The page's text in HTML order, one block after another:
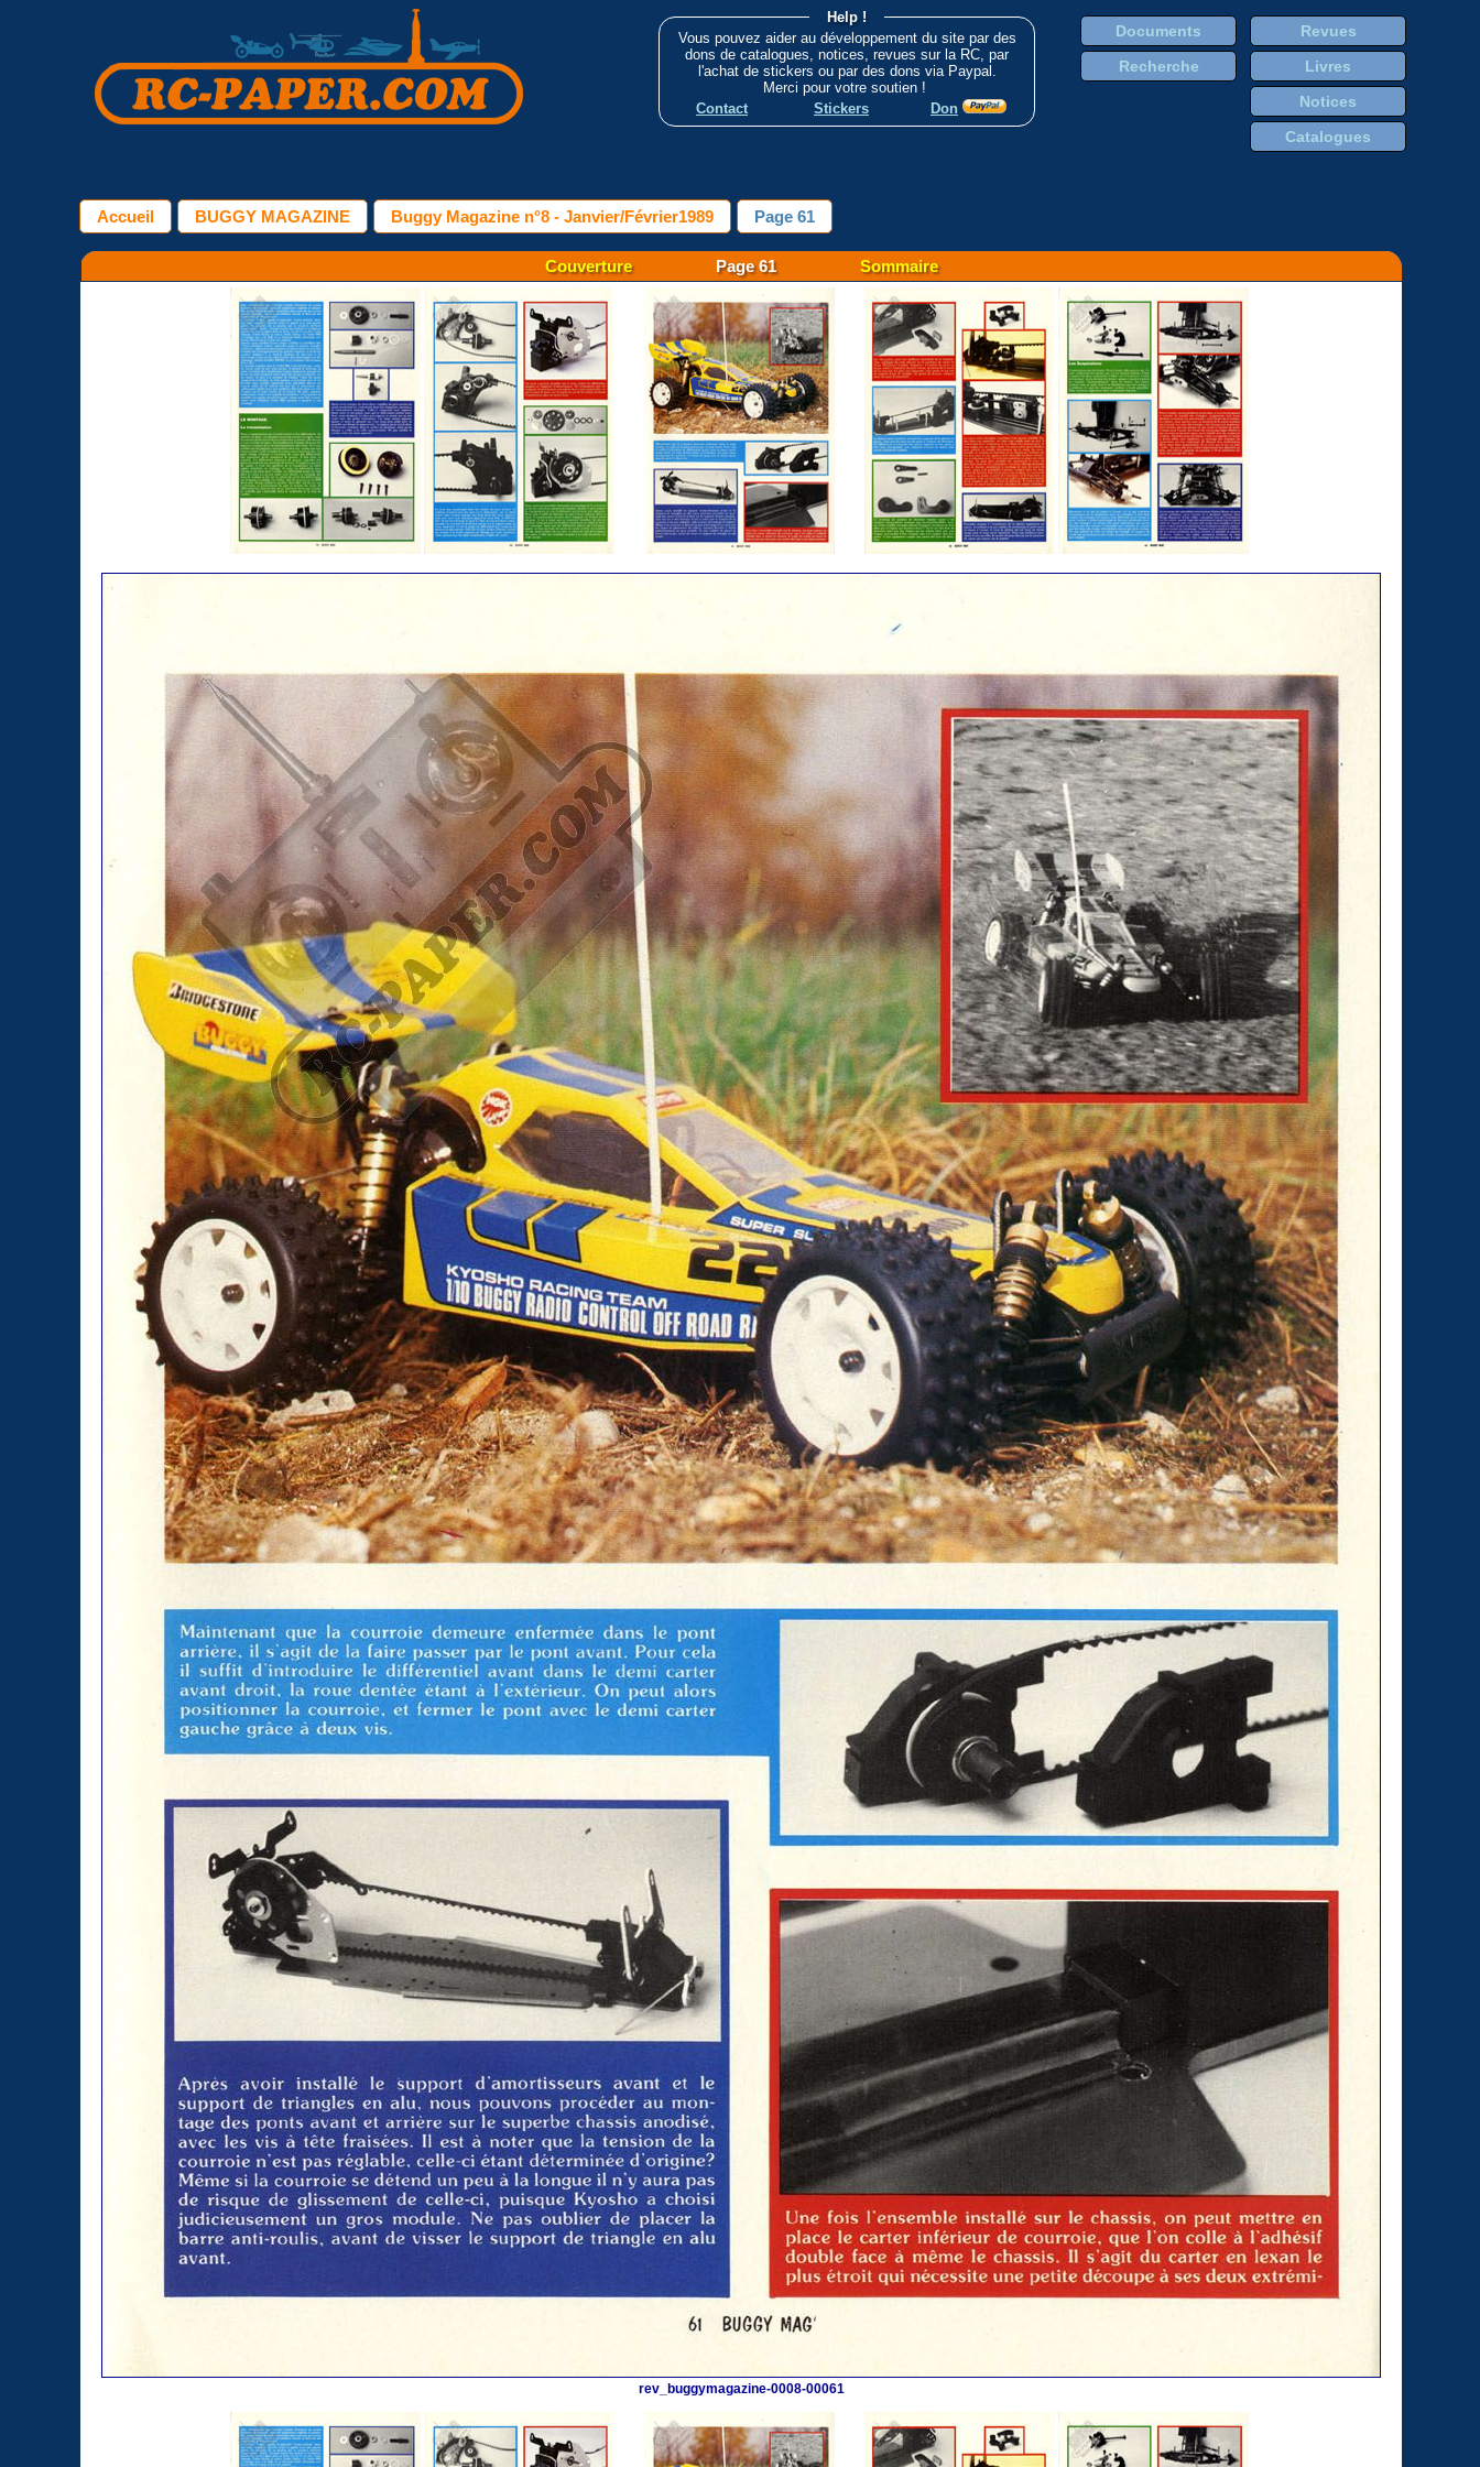
Help !
Vous pouvez aider au développement du site par des
dons de catalogues, notices, revues sur la RC, par
l'achat de stickers ou par des dons via Paypal.
Merci pour votre soutien !
Contact
Stickers Don
Documents
Recherche
Revues
Livres
Notices
Catalogues
Accueil BUGGY MAGAZINE Buggy Magazine n°8 - Janvier/Février1989 Page 61
CouverturePage 61 Sommaire
rev_buggymagazine-0008-00061